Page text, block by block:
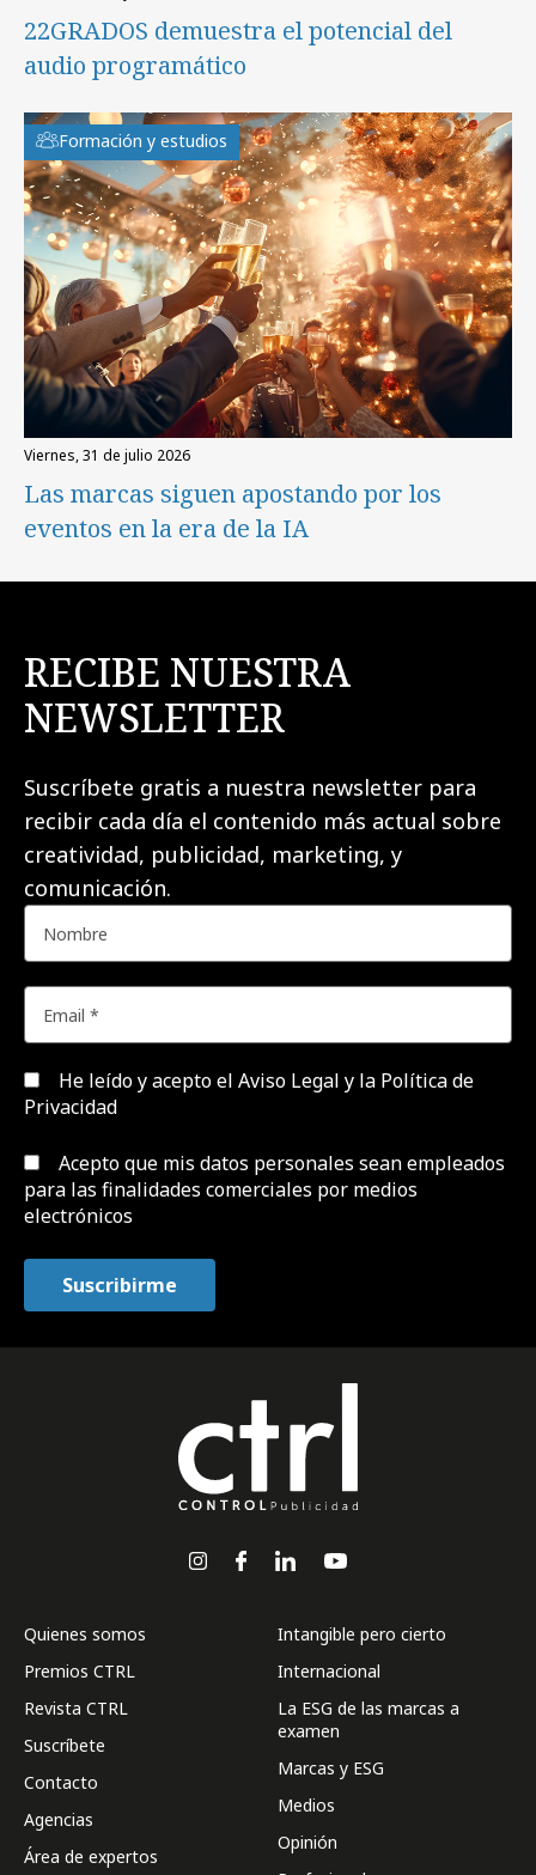
22GRADOS demuestra el potencial del
audio programático
Formación y estudios
viernes, 31 de julio 2026
Las marcas siguen apostando por los
eventos en la era de la IA
RECIBE NUESTRA
NEWSLETTER
Suscríbete gratis a nuestra newsletter para
recibir cada día el contenido más actual sobre
creatividad, publicidad, marketing, y
comunicación.
He leído y acepto el Aviso Legal y la Política de
Privacidad
Acepto que mis datos personales sean empleados
para las finalidades comerciales por medios
electrónicos
Quienes somos
Premios CTRL
Revista CTRL
Suscríbete
Contacto
Agencias
Área de expertos
Intangible pero cierto
Internacional
La ESG de las marcas a
examen
Marcas y ESG
Medios
Opinión